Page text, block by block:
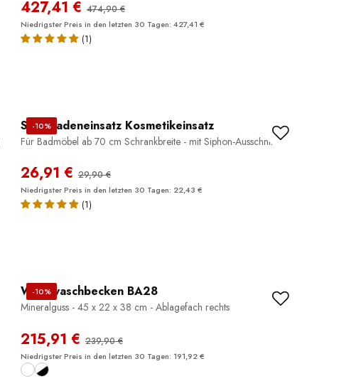
427,41 € 474,90 €
Niedrigster Preis in den letzten 30 Tagen: 427,41 €
(1)
-10%
Schubladeneinsatz Kosmetikeinsatz
Für Badmöbel ab 70 cm Schrankbreite - mit Siphon-Ausschnitt
26,91 € 29,90 €
Niedrigster Preis in den letzten 30 Tagen: 22,43 €
(1)
-10%
Wandwaschbecken BA28
Mineralguss - 45 x 22 x 38 cm - Ablagefach rechts
215,91 € 239,90 €
Niedrigster Preis in den letzten 30 Tagen: 191,92 €